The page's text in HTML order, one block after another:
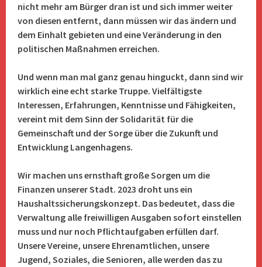
nicht mehr am Bürger dran ist und sich immer weiter
von diesen entfernt, dann müssen wir das ändern und
dem Einhalt gebieten und eine Veränderung in den
politischen Maßnahmen erreichen.
Und wenn man mal ganz genau hinguckt, dann sind wir
wirklich eine echt starke Truppe. Vielfältigste
Interessen, Erfahrungen, Kenntnisse und Fähigkeiten,
vereint mit dem Sinn derSolidarität für die
Gemeinschaft und der Sorge über die Zukunft und
Entwicklung Langenhagens.
Wir machen uns ernsthaft große Sorgen um die
Finanzen unserer Stadt. 2023 droht uns ein
Haushaltssicherungskonzept. Das bedeutet, dass die
Verwaltung alle freiwilligen Ausgaben sofort einstellen
muss und nur noch Pflichtaufgaben erfüllen darf.
Unsere Vereine, unsere Ehrenamtlichen, unsere
Jugend, Soziales, die Senioren, alle werden das zu